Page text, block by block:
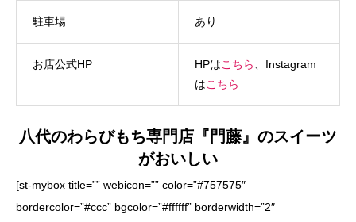
駐車場 あり
お店公式HP HPはこちら
、Instagram
はこちら
八代のわらびもち専門店『門藤』のスイーツ
がおいしい
[st-mybox title=”” webicon=”” color=”#757575″
bordercolor=”#ccc” bgcolor=”#ffffff” borderwidth=”2″